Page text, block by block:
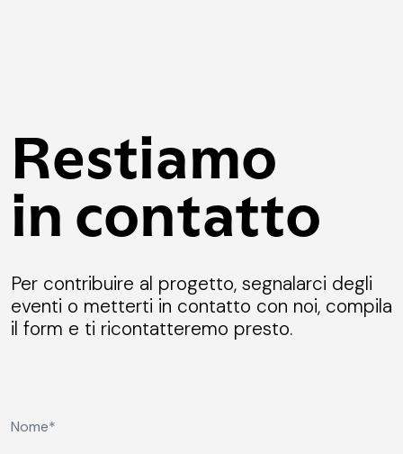
Restiamo
in contatto
Per contribuire al progetto, segnalarci degli
eventi o metterti in contatto con noi, compila
il form e ti ricontatteremo presto.